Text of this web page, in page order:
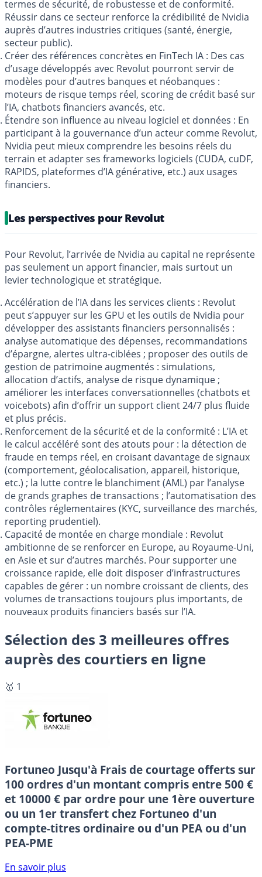
termes de sécurité, de robustesse et de conformité.
Réussir dans ce secteur renforce la crédibilité de Nvidia
auprès d’autres industries critiques (santé, énergie,
secteur public).
Créer des références concrètes en FinTech IA : Des cas
d’usage développés avec Revolut pourront servir de
modèles pour d’autres banques et néobanques :
moteurs de risque temps réel, scoring de crédit basé sur
l’IA, chatbots financiers avancés, etc.
Étendre son influence au niveau logiciel et données : En
participant à la gouvernance d’un acteur comme Revolut,
Nvidia peut mieux comprendre les besoins réels du
terrain et adapter ses frameworks logiciels (CUDA, cuDF,
RAPIDS, plateformes d’IA générative, etc.) aux usages
financiers.
Les perspectives pour Revolut
Pour Revolut, l’arrivée de Nvidia au capital ne représente
pas seulement un apport financier, mais surtout un
levier technologique et stratégique.
Accélération de l’IA dans les services clients : Revolut
peut s’appuyer sur les GPU et les outils de Nvidia pour
développer des assistants financiers personnalisés :
analyse automatique des dépenses, recommandations
d’épargne, alertes ultra‑ciblées ; proposer des outils de
gestion de patrimoine augmentés : simulations,
allocation d’actifs, analyse de risque dynamique ;
améliorer les interfaces conversationnelles (chatbots et
voicebots) afin d’offrir un support client 24/7 plus fluide
et plus précis.
Renforcement de la sécurité et de la conformité : L’IA et
le calcul accéléré sont des atouts pour : la détection de
fraude en temps réel, en croisant davantage de signaux
(comportement, géolocalisation, appareil, historique,
etc.) ; la lutte contre le blanchiment (AML) par l’analyse
de grands graphes de transactions ; l’automatisation des
contrôles réglementaires (KYC, surveillance des marchés,
reporting prudentiel).
Capacité de montée en charge mondiale : Revolut
ambitionne de se renforcer en Europe, au Royaume‑Uni,
en Asie et sur d’autres marchés. Pour supporter une
croissance rapide, elle doit disposer d’infrastructures
capables de gérer : un nombre croissant de clients, des
volumes de transactions toujours plus importants, de
nouveaux produits financiers basés sur l’IA.
Sélection des 3 meilleures offres
auprès des courtiers en ligne
🥇 1
Fortuneo Jusqu'à Frais de courtage offerts sur
100 ordres d'un montant compris entre 500 €
et 10000 € par ordre pour une 1ère ouverture
ou un 1er transfert chez Fortuneo d'un
compte-titres ordinaire ou d'un PEA ou d'un
PEA-PME
En savoir plus